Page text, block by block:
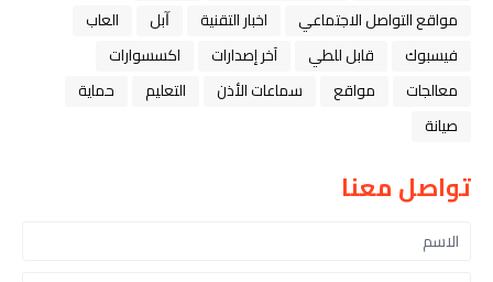
مواقع التواصل الاجتماعي
اخبار التقنية ﺁﺑﻞ
العاب
فيسبوك
قابل للطي آخر إصدارات
اكسسوارات
معالجات
مواقع سماعات الأذن التعليم
حماية
صيانة
تواصل معنا